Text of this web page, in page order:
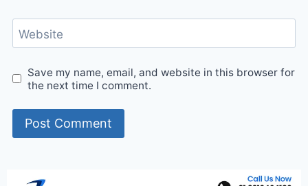
Website
Save my name, email, and website in this browser for
the next time I comment.